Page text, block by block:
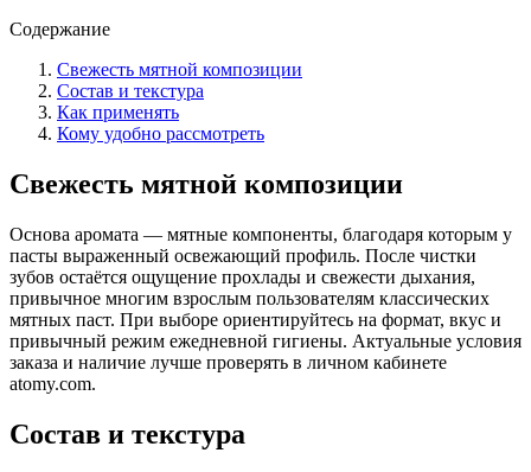
Содержание
Свежесть мятной композиции
Состав и текстура
Как применять
Кому удобно рассмотреть
Свежесть мятной композиции
Основа аромата — мятные компоненты, благодаря которым у
пасты выраженный освежающий профиль. После чистки
зубов остаётся ощущение прохлады и свежести дыхания,
привычное многим взрослым пользователям классических
мятных паст. При выборе ориентируйтесь на формат, вкус и
привычный режим ежедневной гигиены. Актуальные условия
заказа и наличие лучше проверять в личном кабинете
atomy.com.
Состав и текстура